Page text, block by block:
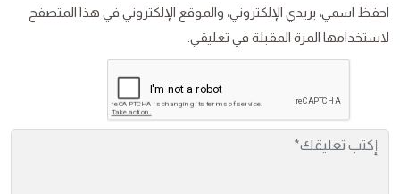
احفظ اسمي، بريدي الإلكتروني، والموقع الإلكتروني في هذا المتصفح
لاستخدامها المرة المقبلة في تعليقي.